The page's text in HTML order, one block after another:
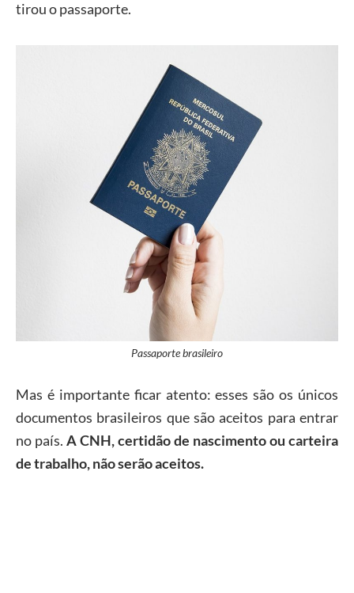
tirou o passaporte.
Passaporte brasileiro
Mas é importante ficar atento: esses são os únicos
documentos brasileiros que são aceitos para entrar
no país. A CNH, certidão de nascimento ou carteira
de trabalho, não serão aceitos.